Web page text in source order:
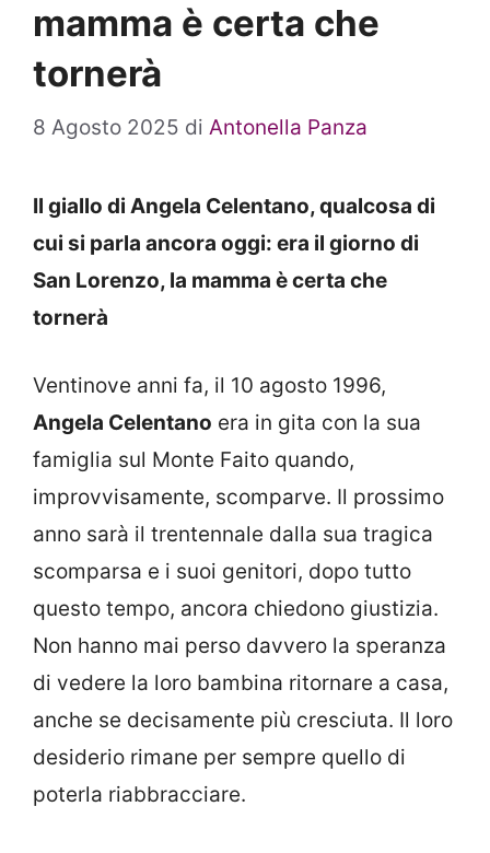
mamma è certa che
tornerà
8 Agosto 2025 di Antonella Panza
Il giallo di Angela Celentano, qualcosa di
cui si parla ancora oggi: era il giorno di
San Lorenzo, la mamma è certa che
tornerà
Ventinove anni fa, il 10 agosto 1996,
Angela Celentano era in gita con la sua
famiglia sul Monte Faito quando,
improvvisamente, scomparve. Il prossimo
anno sarà il trentennale dalla sua tragica
scomparsa e i suoi genitori, dopo tutto
questo tempo, ancora chiedono giustizia.
Non hanno mai perso davvero la speranza
di vedere la loro bambina ritornare a casa,
anche se decisamente più cresciuta. Il loro
desiderio rimane per sempre quello di
poterla riabbracciare.